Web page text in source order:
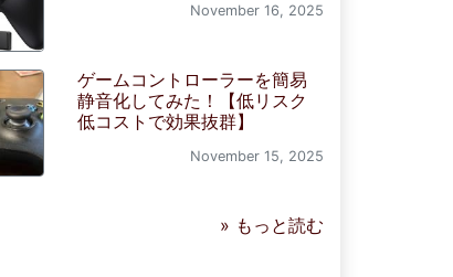
November 16, 2025
ゲームコントローラーを簡易
静音化してみた！【低リスク
低コストで効果抜群】
November 15, 2025
» もっと読む